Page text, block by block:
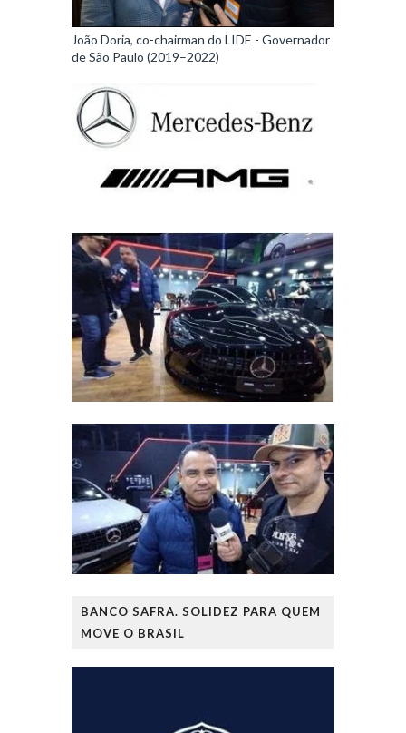
João Doria, co-chairman do LIDE - Governador
de São Paulo (2019–2022)
BANCO SAFRA. SOLIDEZ PARA QUEM
MOVE O BRASIL